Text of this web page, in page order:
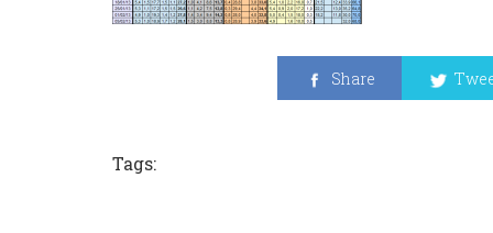
Share
Tags: